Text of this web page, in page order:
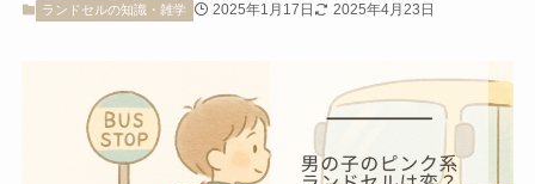
ランドセルの知識・雑学 2025年1月17日 2025年4月23日